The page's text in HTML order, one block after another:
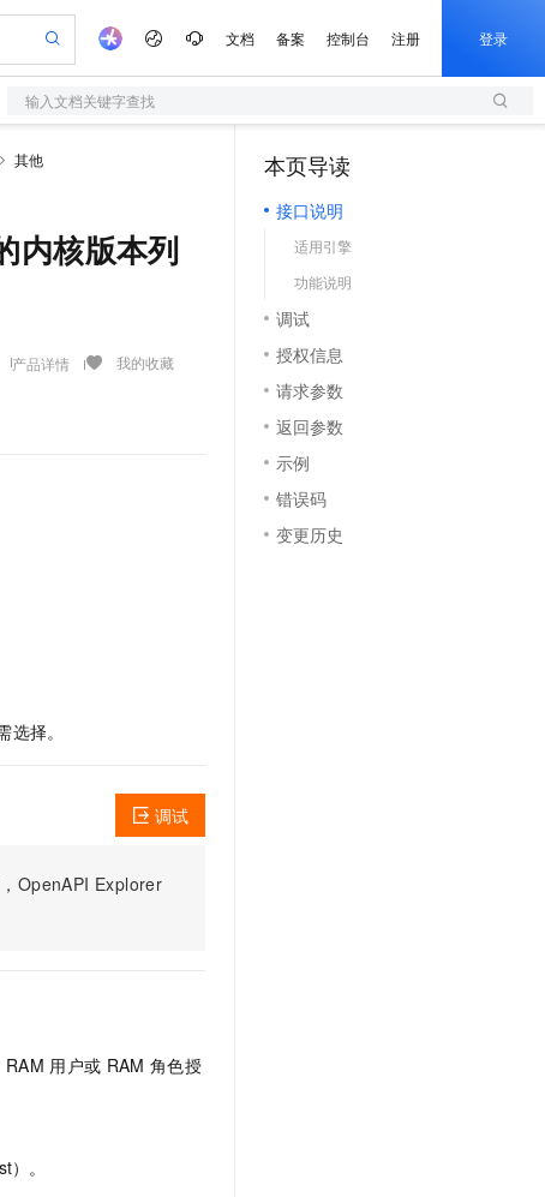
文档 备案 控制台 注册 登录
输入文档关键字查找
其他
内核版本列
产品详情 我的收藏
择。
OpenAPI Explorer
调试
RAM 用户或 RAM 角色授
。
本页导读
接口说明
适用引擎
功能说明
调试
授权信息
请求参数
返回参数
示例
错误码
变更历史
务平台百炼
1.1-T2V
语音识别与合成
Qwen3-TTS-Flash
企业级人与Agent协作平台，接入和调度多个数字员工
智能体编程平台
轻量应用服务器
数字证书管理服务（原SSL证书）
实现全站 HTTPS，呈现可信的 Web 访问
短信服务
大数据开发治理平台 DataWorks
鲁游戏服务器 HOT
通过阿里云百炼高效搭建AI应用,助力高效开发
Agency Agents：拥有专属领域专家
HappyHorse 打造一站式影视创作平台
漫剧工坊：一站式动画创作平台
快速生产连贯的高质量长漫剧
10 分钟搭建微信、支付宝小程序
高效部署网站，快速应用到小程序
生成，高效打造优质广告素材
AI 活动
AI 生产力先锋
先锋实践拓展 AI 生产力的边界
飞天发布时刻
所见，即是所愿
AI 实训营
从基础到进阶，Agent 创客手把手教你
创新加速
覆盖90%+业务场景，专享组合折扣价
阿里云 OPC 创新助力计划
Token 补贴，五大权
益加速 OPC 成功
专业服务
公司注册
上云迁移
代维服务
作计划
划
划
服务伙伴合作计划
Al MaaS 服务伙伴赋能合作
伙伴信用分合作计划
更多支持
合作伙伴培训与认证
查询合作伙伴
登录合作伙伴管理后台
开发者社区
镜像站
我要反馈
我要建议
我要投诉
加入我们